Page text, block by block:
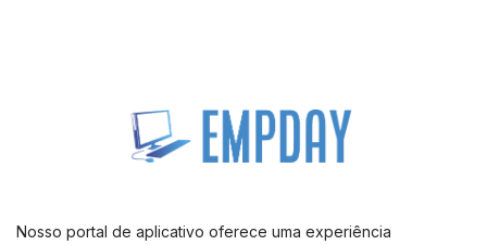
Nosso portal de aplicativo oferece uma experiência